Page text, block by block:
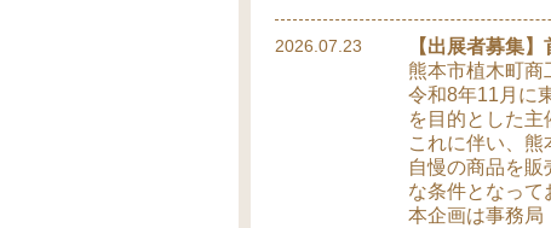
2026.07.23
【出展者募集
熊本市植木町商
令和8年11月に
を目的とした主
これに伴い、
自慢の商品を
な条件となって
本企画は事務局